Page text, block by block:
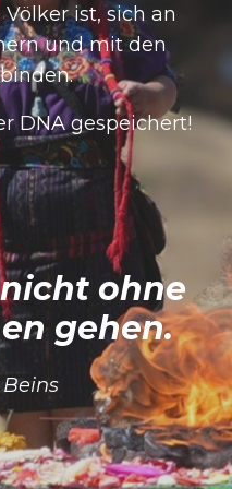
ist, sich an
und mit den
DNA gespeichert!
ohne
gehen.